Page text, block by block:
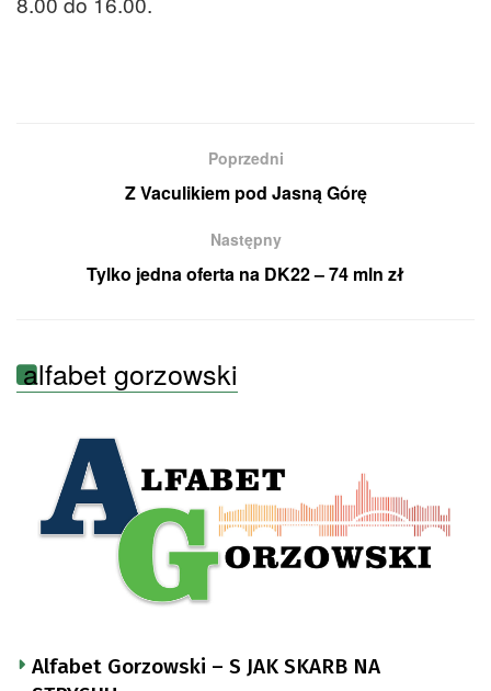
Poprzedni
Z Vaculikiem pod Jasną Górę
Następny
Tylko jedna oferta na DK22 – 74 mln zł
alfabet gorzowski
Alfabet Gorzowski – S JAK SKARB NA